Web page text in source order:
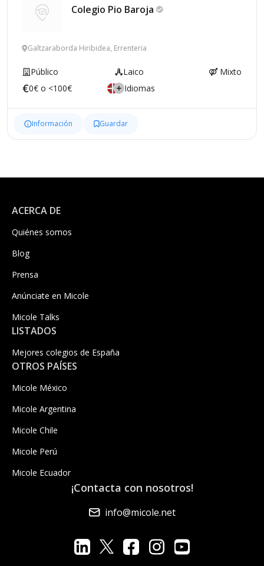
Colegio Pio Baroja
Galtzaraborda Hiribidea, Errenteria
Público Laico
Mixto
0€ o <100€
Idiomas
Información Guardar
ACERCA DE
Quiénes somos
Blog
Prensa
Anúnciate en Micole
Micole Talks
LISTADOS
Mejores colegios de España
OTROS PAÍSES
Micole México
Micole Argentina
Micole Chile
Micole Perú
Micole Ecuador
¡Contacta con nosotros!
info@micole.net